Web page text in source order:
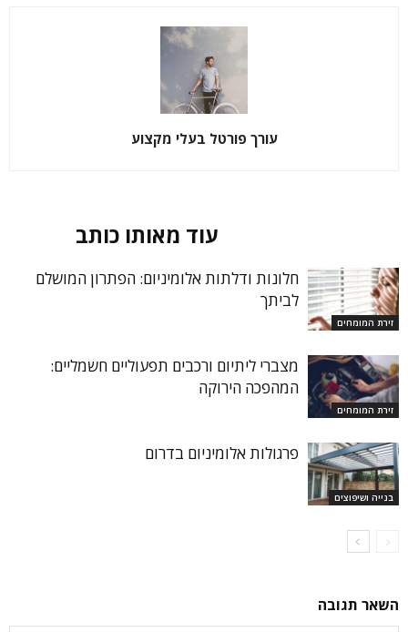
עורך פורטל בעלי מקצוע
עוד מאותו כותב
זירת המומחים
חלונות ודלתות אלומיניום: הפתרון המושלם
לביתך
זירת המומחים
מצברי ליתיום ורכבים תפעוליים חשמליים:
המהפכה הירוקה
בנייה ושיפוצים
פרגולות אלומיניום בדרום
השאר תגובה